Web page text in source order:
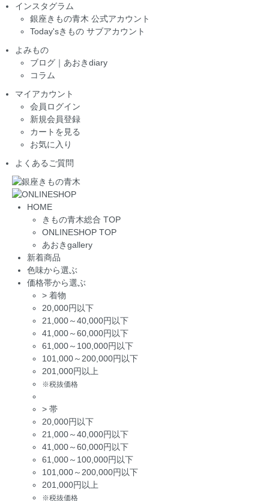
インスタグラム
銀座きもの青木 公式アカウント
Today'sきもの サブアカウント
よみもの
ブログ｜あおきdiary
コラム
マイアカウント
会員ログイン
新規会員登録
カートを見る
お気に入り
よくあるご質問
HOME
きもの青木総合 TOP
ONLINESHOP TOP
あおきgallery
新着商品
色味から選ぶ
価格帯から選ぶ
> 着物
20,000円以下
21,000～40,000円以下
41,000～60,000円以下
61,000～100,000円以下
101,000～200,000円以下
201,000円以上
※税抜価格
> 帯
20,000円以下
21,000～40,000円以下
41,000～60,000円以下
61,000～100,000円以下
101,000～200,000円以下
201,000円以上
※税抜価格